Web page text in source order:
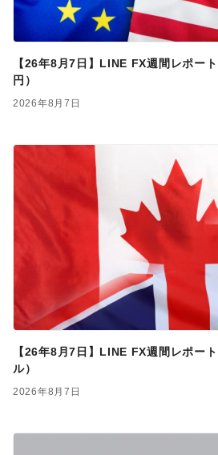
【26年8月7日】LINE FX週間レポー
円）
2026年8月7日
【26年8月7日】LINE FX週間レポー
ル）
2026年8月7日